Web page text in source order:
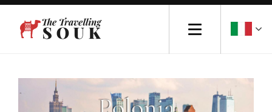
Oceania
Consigli di viaggio